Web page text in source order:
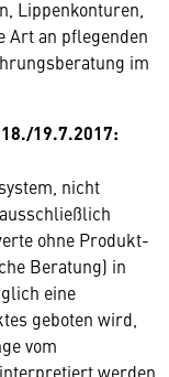
Lippenkonturen,
Art an pflegenden
im
19.7.2017:
nicht
ohne Produkt-
Beratung) in
eine
geboten wird,
vom
werden